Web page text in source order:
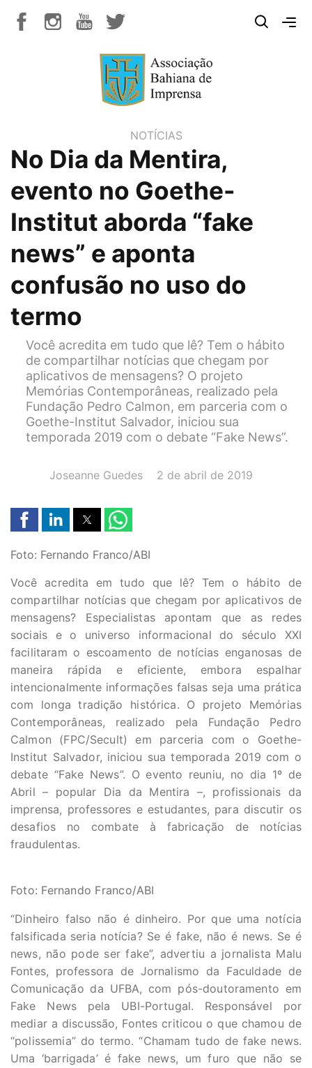
NOTÍCIAS
No Dia da Mentira,
evento no Goethe-
Institut aborda “fake
news” e aponta
confusão no uso do
termo
Você acredita em tudo que lê? Tem o hábito
de compartilhar notícias que chegam por
aplicativos de mensagens? O projeto
Memórias Contemporâneas, realizado pela
Fundação Pedro Calmon, em parceria com o
Goethe-Institut Salvador, iniciou sua
temporada 2019 com o debate “Fake News”.
AUTOR(A):
Joseanne Guedes DATA:
2 de abril de 2019
Foto: Fernando Franco/ABI
Você acredita em tudo que lê? Tem o hábito de
compartilhar notícias que chegam por aplicativos de
mensagens? Especialistas apontam que as redes
sociais e o universo informacional do século XXI
facilitaram o escoamento de notícias enganosas de
maneira rápida e eficiente, embora espalhar
intencionalmente informações falsas seja uma prática
com longa tradição histórica. O projeto Memórias
Contemporâneas, realizado pela Fundação Pedro
Calmon (FPC/Secult) em parceria com o Goethe-
Institut Salvador, iniciou sua temporada 2019 com o
debate “Fake News”. O evento reuniu, no dia 1º de
Abril – popular Dia da Mentira –, profissionais da
imprensa, professores e estudantes, para discutir os
desafios no combate à fabricação de notícias
fraudulentas.
Foto: Fernando Franco/ABI
“Dinheiro falso não é dinheiro. Por que uma notícia
falsificada seria notícia? Se é fake, não é news. Se é
news, não pode ser fake”, advertiu a jornalista Malu
Fontes, professora de Jornalismo da Faculdade de
Comunicação da UFBA, com pós-doutoramento em
Fake News pela UBI-Portugal. Responsável por
mediar a discussão, Fontes criticou o que chamou de
“polissemia” do termo. “Chamam tudo de fake news.
Uma ‘barrigada’ é fake news, um furo que não se